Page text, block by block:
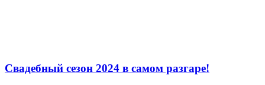
Свадебный сезон 2024 в самом разгаре!